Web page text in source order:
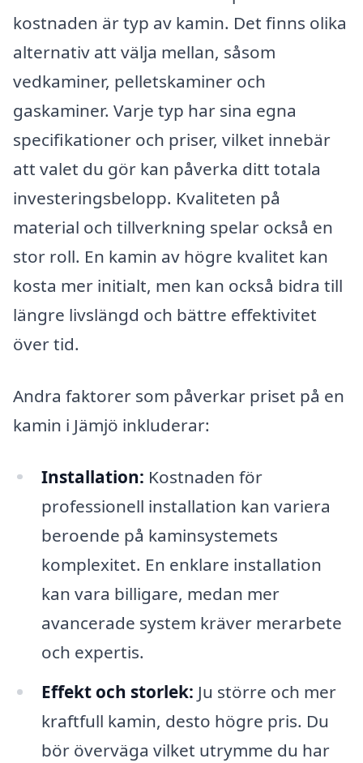
kostnaden är typ av kamin. Det finns olika
alternativ att välja mellan, såsom
vedkaminer, pelletskaminer och
gaskaminer. Varje typ har sina egna
specifikationer och priser, vilket innebär
att valet du gör kan påverka ditt totala
investeringsbelopp. Kvaliteten på
material och tillverkning spelar också en
stor roll. En kamin av högre kvalitet kan
kosta mer initialt, men kan också bidra till
längre livslängd och bättre effektivitet
över tid.
Andra faktorer som påverkar priset på en
kamin i Jämjö inkluderar:
Installation: Kostnaden för
professionell installation kan variera
beroende på kaminsystemets
komplexitet. En enklare installation
kan vara billigare, medan mer
avancerade system kräver merarbete
och expertis.
Effekt och storlek: Ju större och mer
kraftfull kamin, desto högre pris. Du
bör överväga vilket utrymme du har